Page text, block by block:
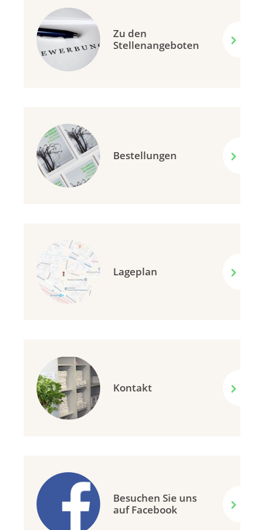
Zu den
Stellenangeboten
Bestellungen
Lageplan
Kontakt
Besuchen Sie uns
auf Facebook